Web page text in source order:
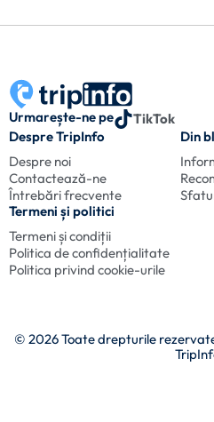
Urmarește-ne pe
TikTok
Despre TripInfo
Despre noi
Contactează-ne
Întrebări frecvente
Din
Termeni și politici
Termeni și condiții
Politica de confidențialitate
Politica privind cookie-urile
© 2026 Toate drepturile